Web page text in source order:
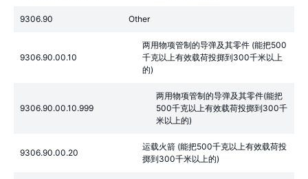
9306.90 Other
9306.90.00.10
两用物项管制的导弹及其零件 (能把500
千克以上有效载荷投掷到300千米以上
的)
9306.90.00.10.999
两用物项管制的导弹及其零件(能把
500千克以上有效载荷投掷到300千
米以上的)
9306.90.00.20
运载火箭 (能把500千克以上有效载荷投
掷到300千米以上的)